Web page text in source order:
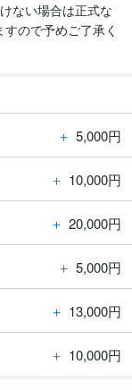
ない場合は正式な
ので予めご了承く
＋ 5,000円
＋ 10,000円
＋ 20,000円
＋ 5,000円
＋ 13,000円
＋ 10,000円